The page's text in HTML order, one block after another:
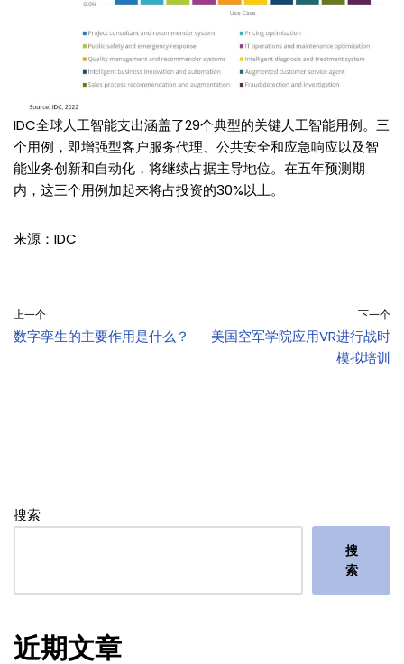
IDC全球人工智能支出涵盖了29个典型的关键人工智能用例。三
个用例，即增强型客户服务代理、公共安全和应急响应以及智
能业务创新和自动化，将继续占据主导地位。在五年预测期
内，这三个用例加起来将占投资的30%以上。
来源：IDC
上一个
数字孪生的主要作用是什么？
下一个
美国空军学院应用VR进行战时
模拟培训
搜索
搜
索
近期文章